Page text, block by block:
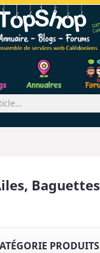
Baguettes
PRODUITS